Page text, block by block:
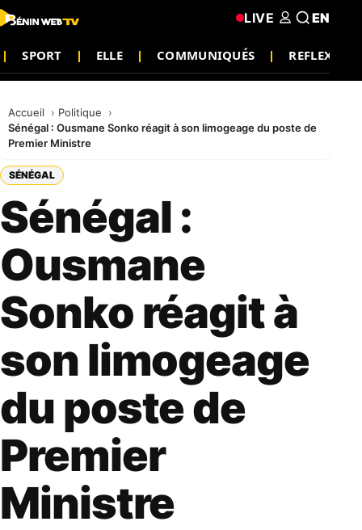
SPORT ELLE COMMUNIQUÉS REFLEXION
LIVE EN
Accueil
Politique
Sénégal : Ousmane Sonko réagit à son limogeage du poste de
Premier Ministre
SÉNÉGAL
Sénégal :
Ousmane
Sonko réagit à
son limogeage
du poste de
Premier
Ministre